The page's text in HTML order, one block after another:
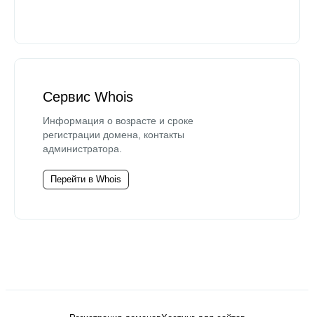
Сервис Whois
Информация о возрасте и сроке
регистрации домена, контакты
администратора.
Перейти в Whois